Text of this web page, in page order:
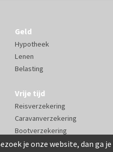
je onze website, dan ga
Geld
Hypotheek
Lenen
Belasting
Vrije tijd
Reisverzekering
Caravanverzekering
Bootverzekering